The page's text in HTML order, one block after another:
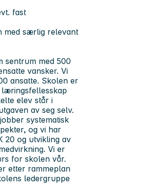
fast
med særlig relevant
sentrum med 500
vansker. Vi
ansatte. Skolen er
læringsfellesskap
elev står i
av seg selv.
systematisk
og vi har
20 og utvikling av
Vi er
for skolen vår.
etter rammeplan
ledergruppe